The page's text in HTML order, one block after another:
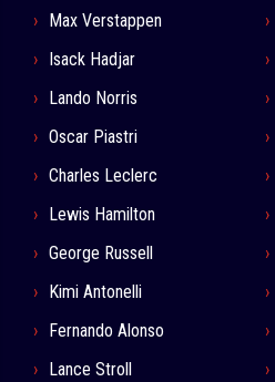
Max Verstappen
Isack Hadjar
Lando Norris
Oscar Piastri
Charles Leclerc
Lewis Hamilton
George Russell
Kimi Antonelli
Fernando Alonso
Lance Stroll